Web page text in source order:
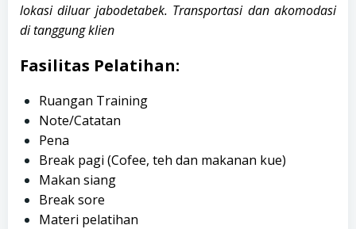
lokasi diluar jabodetabek. Transportasi dan akomodasi
di tanggung klien
Fasilitas Pelatihan:
Ruangan Training
Note/Catatan
Pena
Break pagi (Cofee, teh dan makanan kue)
Makan siang
Break sore
Materi pelatihan